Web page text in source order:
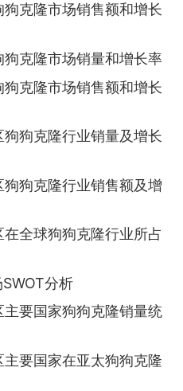
克隆市场销售额和增长
克隆市场销量和增长率
克隆市场销售额和增长
狗克隆行业销量及增长
狗克隆行业销售额及增
全球狗狗克隆行业所占
分析
要国家狗狗克隆销量统
要国家在亚太狗狗克隆